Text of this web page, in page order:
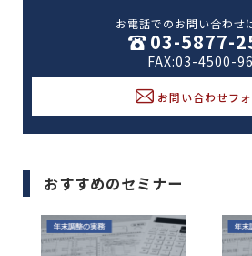
お電話でのお問い合わせ
03-5877-
FAX:03-4500-
お問い合わせフ
おすすめのセミナー